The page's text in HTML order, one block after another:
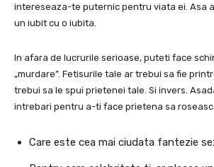
intereseaza-te puternic pentru viata ei. Asa
un iubit cu o iubita.
In afara de lucrurile serioase, puteti face
„murdare”. Fetisurile tale ar trebui sa fie
trebui sa le spui prietenei tale. Si invers.
intrebari pentru a-ti face prietena sa
Care este cea mai ciudata fantezie